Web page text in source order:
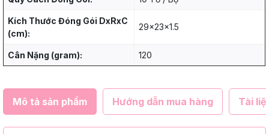
Kích Thước Đóng Gói DxRxC
(cm):
29x23x1.5
Cân Nặng (gram): 120
Mô tả sản phẩm Hướng dẫn mua hàng Tài